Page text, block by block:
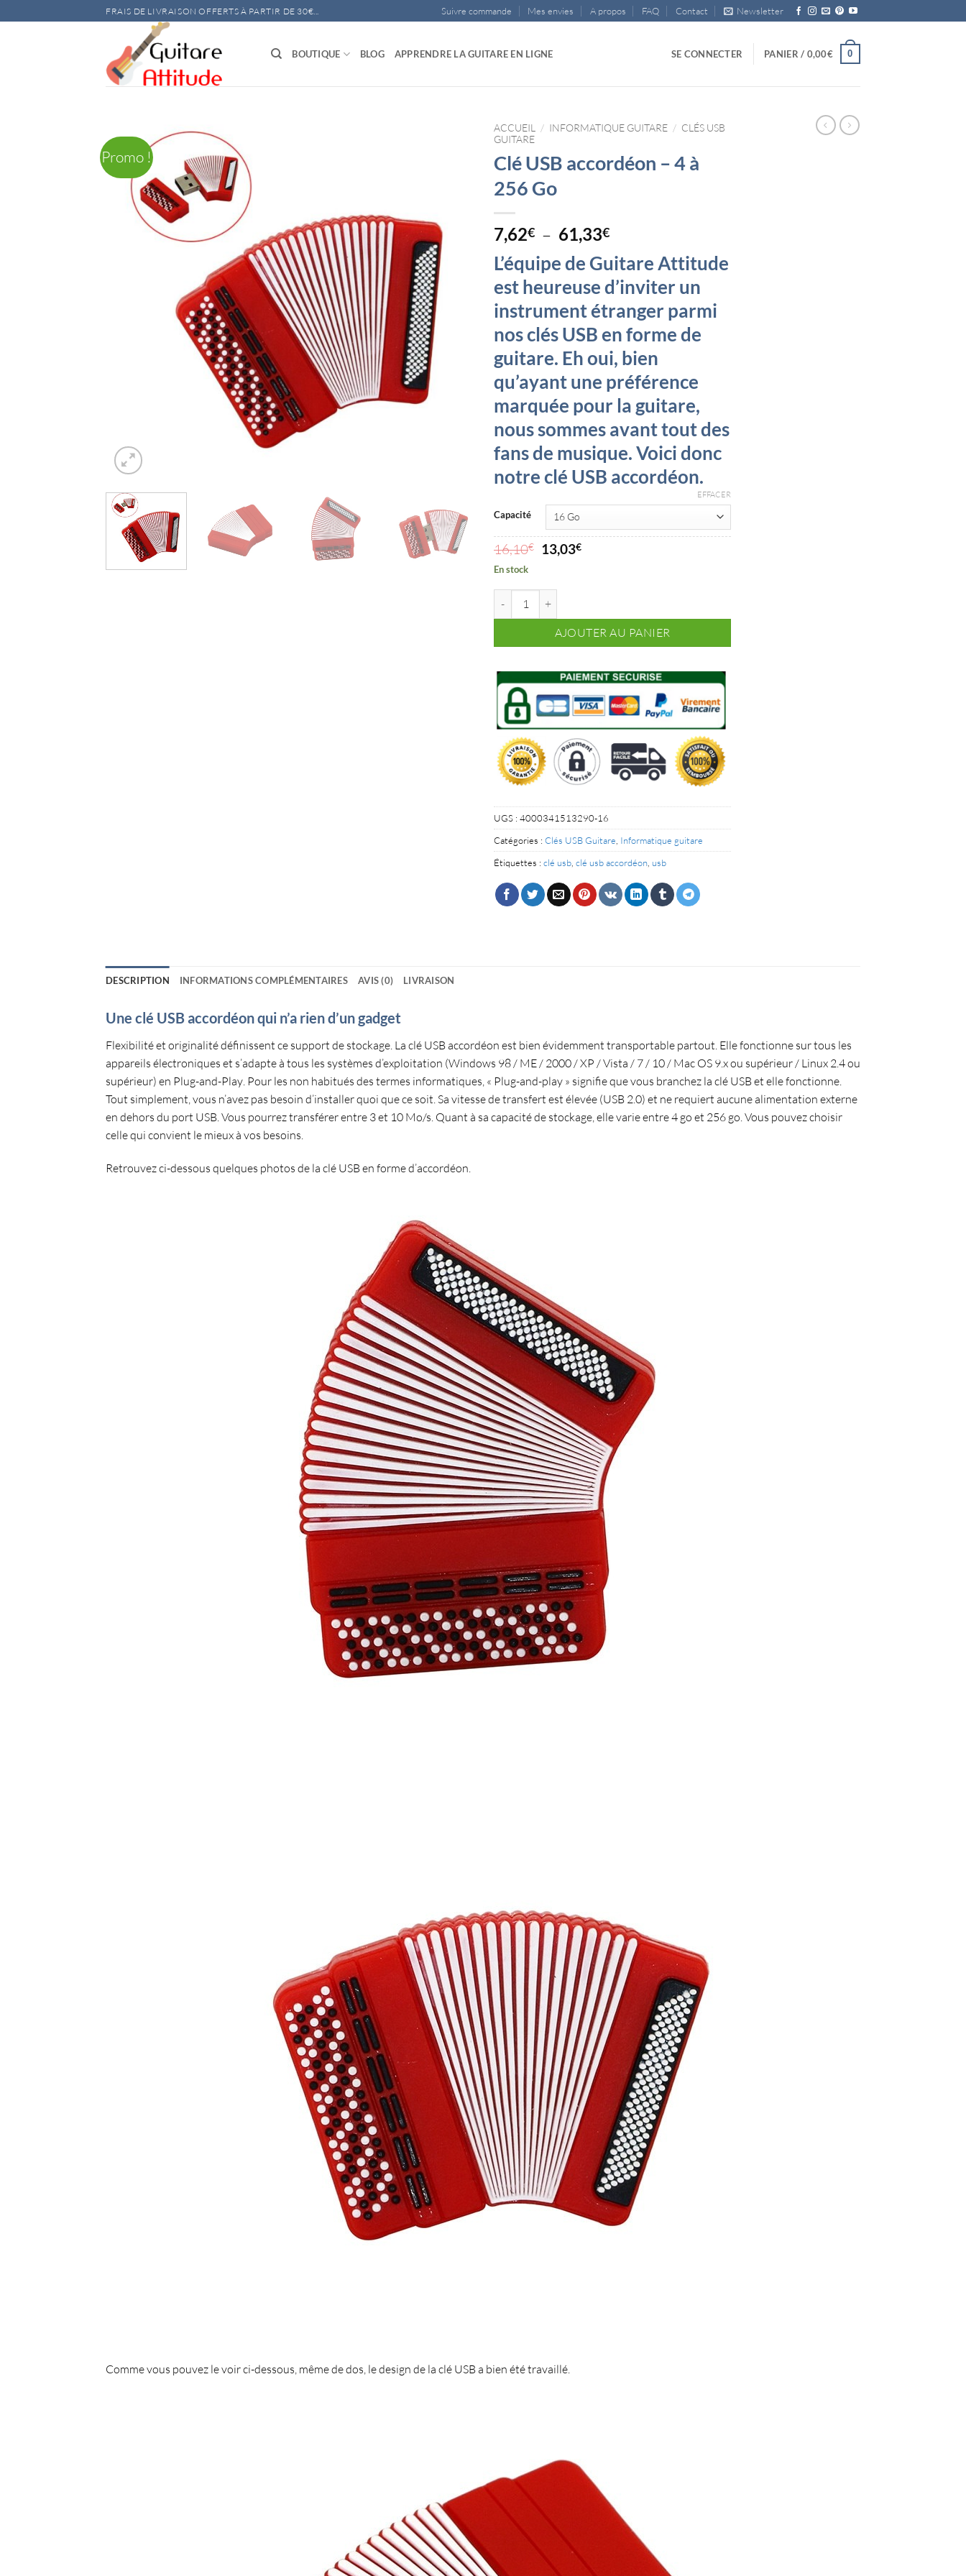
au
FRAIS DE LIVRAISON OFFERTS À PARTIR DE 30€... Suivre commande Mes envies A propos FAQ Contact Newsletter
BOUTIQUE BLOG APPRENDRE LA GUITARE EN LIGNE SE CONNECTER PANIER / 0,00€ 0
Promo !
ACCUEIL / INFORMATIQUE GUITARE / CLÉS USB
GUITARE
Clé USB accordéon – 4 à
256 Go
7,62€ – 61,33€Plage
de
prix :
7,62€
à
61,33€
L’équipe de Guitare Attitude
est heureuse d’inviter un
instrument étranger parmi
nos clés USB en forme de
guitare. Eh oui, bien
qu’ayant une préférence
marquée pour la guitare,
nous sommes avant tout des
fans de musique. Voici donc
notre clé USB accordéon.
Capacité
EFFACER
16,10€ Le
prix
était :
16,10€.
13,03€Le
En stock
AJOUTER AU PANIER
UGS : 4000341513290-16
Catégories : Clés USB Guitare Informatique guitare
Étiquettes : clé usb clé usb accordéon usb
DESCRIPTION INFORMATIONS COMPLÉMENTAIRES AVIS (0) LIVRAISON
Une clé USB accordéon qui n’a rien d’un gadget
Flexibilité et originalité définissent ce support de stockage . La clé USB accordéon est bien évidemment transportable partout. Elle fonctionne sur tous les
appareils électroniques et s’adapte à tous les systèmes d’exploitation (Windows 98 / ME / 2000 / XP / Vista / 7 / 10 / Mac OS 9.x ou supérieur / Linux 2.4 ou
supérieur) en Plug-and-Play . Pour les non habitués des termes informatiques, « Plug-and-play » signifie que vous branchez la clé USB et elle fonctionne.
Tout simplement, vous n’avez pas besoin d’installer quoi que ce soit. Sa vitesse de transfert est élevée (USB 2.0) et ne requiert aucune alimentation externe
en dehors du port USB. Vous pourreztransférer entre 3 et 10 Mo/s . Quant à sa capacité de stockage elle varie entre 4 go et 256 go . Vous pouvez choisir
celle qui convient le mieux à vos besoins.
Retrouvez ci-dessous quelques photos de la clé USB en forme d’accordéon
Comme vous pouvez le voir ci-dessous, même de dos, le design de la clé USB a bien été travaillé.